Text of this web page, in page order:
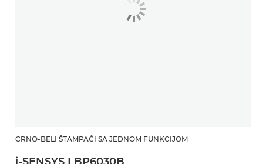
CRNO-BELI ŠTAMPAČI SA JEDNOM FUNKCIJOM